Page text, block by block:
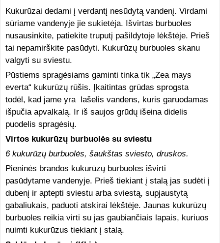
Kukurūzai dedami į verdantį nesūdytą vandenį. Virdami
sūriame vandenyje jie sukietėja. Išvirtas burbuoles
nusausinkite, patiekite truputį pašildytoje lėkštėje. Prieš
tai nepamirškite pasūdyti. Kukurūzų burbuoles skanu
valgyti su sviestu.
Pūstiems spragėsiams gaminti tinka tik „Zea mays
everta“ kukurūzų rūšis. Įkaitintas grūdas sprogsta
todėl, kad jame yra lašelis vandens, kuris garuodamas
išpučia apvalkalą. Ir iš saujos grūdų išeina didelis
puodelis spragėsių.
Virtos kukurūzų burbuolės su sviestu
6 kukurūzų burbuolės, šaukštas sviesto, druskos.
Pieninės brandos kukurūzų burbuoles išvirti
pasūdytame vandenyje. Prieš tiekiant į stalą jas sudėti į
dubenį ir aptepti sviestu arba sviestą, supjaustytą
gabaliukais, paduoti atskirai lėkštėje. Jaunas kukurūzų
burbuoles reikia virti su jas gaubiančiais lapais, kuriuos
nuimti kukurūzus tiekiant į stalą.